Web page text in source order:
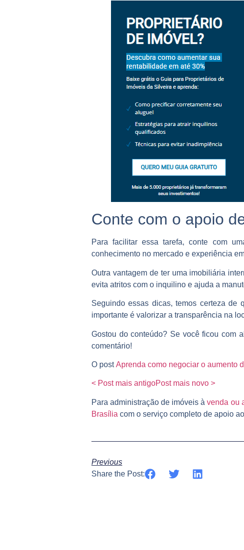
Conte com o apoio
Para facilitar essa tarefa, conte com
conhecimento no mercado e experiência
Outra vantagem de ter uma imobiliária
evita atritos com o inquilino e ajuda a
Seguindo essas dicas, temos certeza de
importante é valorizar a transparência na
Gostou do conteúdo? Se você ficou com
comentário!
O postAprenda como negociar o aumento
< Post mais antigoPost mais novo >
Para administração de imóveis àvenda ou
Brasília com o serviço completo de apoio
Previous
Share the Post: